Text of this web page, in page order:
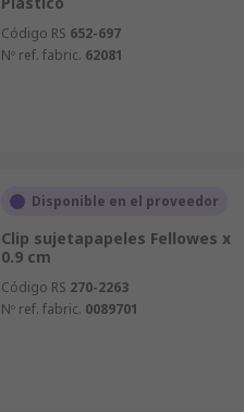
Código RS 652-697
Nº ref. fabric. 62081
Disponible en el proveedor
Clip sujetapapeles Fellowes x
0.9 cm
Código RS 270-2263
Nº ref. fabric. 0089701